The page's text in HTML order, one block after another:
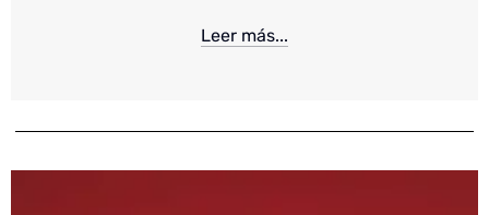
Leer más...